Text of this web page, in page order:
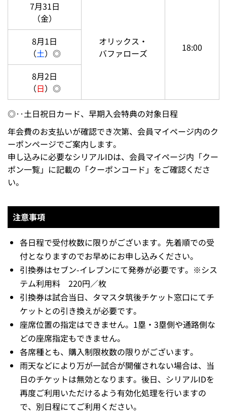
7月21日
（火）
【交流戦】
中日ドラゴンズ
18:00
7月22日
（水）
7月23日
（木）
7月31日
オリックス・
バファローズ
18:00
8月1日
（土）◎
◎‥土日祝日カード、早期入会特典の対象日程
年会費のお支払いが確認でき次第、会員マイページ内のク
ーポンページでご案内します。
申し込みに必要なシリアルIDは、会員マイページ内「クー
ポン一覧」に記載の「クーポンコード」をご確認くださ
い。
注意事項
各日程で受付枚数に限りがございます。先着順での受
付となりますのでお早めにお申し込みください。
引換券はセブン-イレブンにて発券が必要です。※シス
テム利用料 220円／枚
引換券は試合当日、タマスタ筑後チケット窓口にてチ